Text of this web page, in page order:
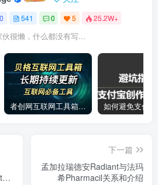
0 541 0 5 25.2W+
伙很懒，什么都没有写...
者创网互联网工具箱合集
下一篇
孟加拉瑞德安Radiant与法玛
希Pharmacil关系和介绍